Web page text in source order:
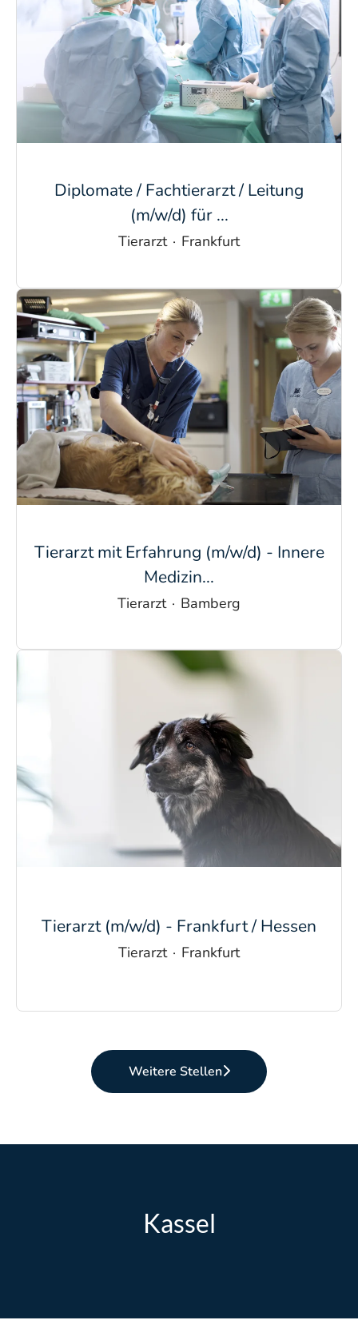
Diplomate / Fachtierarzt / Leitung
(m/w/d) für ...
Tierarzt · Frankfurt
Tierarzt mit Erfahrung (m/w/d) - Innere
Medizin...
Tierarzt · Bamberg
Tierarzt (m/w/d) - Frankfurt / Hessen
Tierarzt · Frankfurt
Weitere Stellen
Kassel